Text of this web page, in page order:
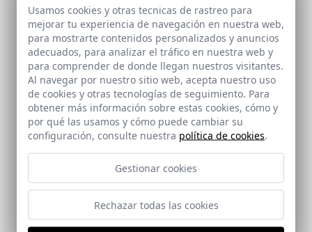
Ref: 8550_22
Ref: 8550_23
Ref: 8550_24
Ref: 8550_25
Usamos cookies y otras tecnicas de rastreo para
mejorar tu experiencia de navegación en nuestra web,
para mostrarte contenidos personalizados y anuncios
adecuados, para analizar el tráfico en nuestra web y
para comprender de donde llegan nuestros visitantes.
Al navegar por nuestro sitio web, acepta nuestro uso
de cookies y otras tecnologías de seguimiento. Para
obtener más información sobre estas cookies, cómo y
por qué las usamos y cómo puede cambiar su
configuración, consulte nuestra política de cookies.
Gestionar cookies
Rechazar todas las cookies